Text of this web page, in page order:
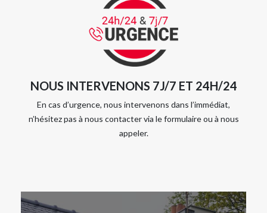
NOUS INTERVENONS 7J/7 ET 24H/24
En cas d’urgence, nous intervenons dans l’immédiat,
n’hésitez pas à nous contacter via le formulaire ou à nous
appeler.